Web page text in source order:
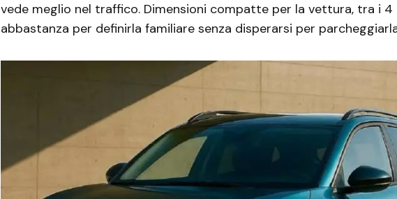
vede meglio nel traffico. Dimensioni compatte per la vettura, tra i 4
abbastanza per definirla familiare senza disperarsi per